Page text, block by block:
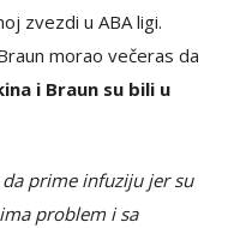
zvezdi u ABA ligi.
morao večeras da
i Braun su bili u
prime infuziju jer su
problem i sa